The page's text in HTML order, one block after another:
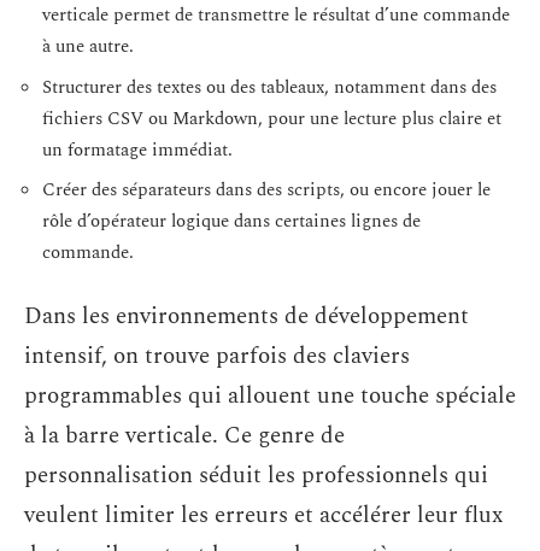
verticale permet de transmettre le résultat d’une commande
à une autre.
Structurer des textes ou des tableaux, notamment dans des
fichiers CSV ou Markdown, pour une lecture plus claire et
un formatage immédiat.
Créer des séparateurs dans des scripts, ou encore jouer le
rôle d’opérateur logique dans certaines lignes de
commande.
Dans les environnements de développement
intensif, on trouve parfois des claviers
programmables qui allouent une touche spéciale
à la barre verticale. Ce genre de
personnalisation séduit les professionnels qui
veulent limiter les erreurs et accélérer leur flux